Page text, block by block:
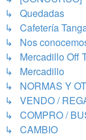
↳ Quedadas
↳ Cafetería
↳ Nos
↳ Mercadillo Off
↳ Mercadillo
↳ NORMAS Y
↳ VENDO /
↳ COMPRO /
↳ CAMBIO